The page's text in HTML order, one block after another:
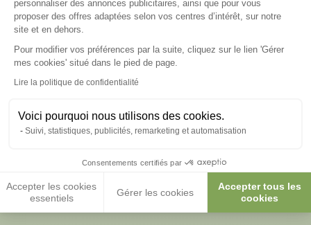
personnaliser des annonces publicitaires, ainsi que pour vous
proposer des offres adaptées selon vos centres d’intérêt, sur notre
site et en dehors.
Pour modifier vos préférences par la suite, cliquez sur le lien 'Gérer
mes cookies' situé dans le pied de page.
Lire la politique de confidentialité
Voici pourquoi nous utilisons des cookies.
Suivi, statistiques, publicités, remarketing et automatisation
Consentements certifiés par
Accepter les cookies
essentiels
Gérer les cookies
Accepter tous les
cookies
Axeptio consent
Parc grillagé pour
poulailler Houdan XL sur
Pondoir pour poulailler
Vorwerk toit noir